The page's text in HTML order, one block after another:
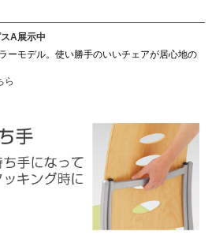
A展示中
ーモデル。使い勝手のいいチェアが居心地の
ら